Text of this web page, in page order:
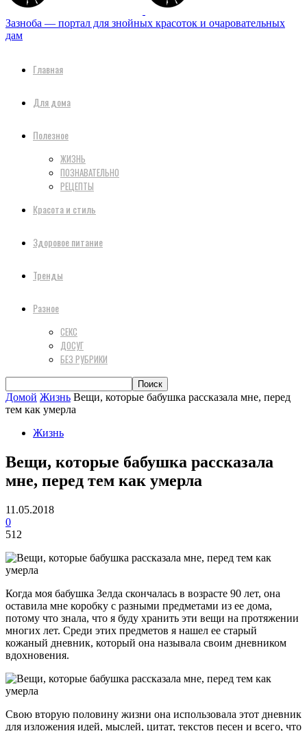
Зазноба — портал для знойных красоток и очаровательных
дам
Главная
Для дома
Полезное
ЖИЗНЬ
ПОЗНАВАТЕЛЬНО
РЕЦЕПТЫ
Красота и стиль
Здоровое питание
Тренды
Разное
СЕКС
ДОСУГ
БЕЗ РУБРИКИ
Домой Жизнь Вещи, которые бабушка рассказала мне, перед
тем как умерла
Жизнь
Вещи, которые бабушка рассказала
мне, перед тем как умерла
11.05.2018
0
512
Когда моя бабушка Зелда скончалась в возрасте 90 лет, она
оставила мне коробку с разными предметами из ее дома,
потому что знала, что я буду хранить эти вещи на протяжении
многих лет. Среди этих предметов я нашел ее старый
кожаный дневник, который она называла своим дневником
вдохновения.
Свою вторую половину жизни она использовала этот дневник
для изложения идей, мыслей, цитат, текстов песен и всего, что